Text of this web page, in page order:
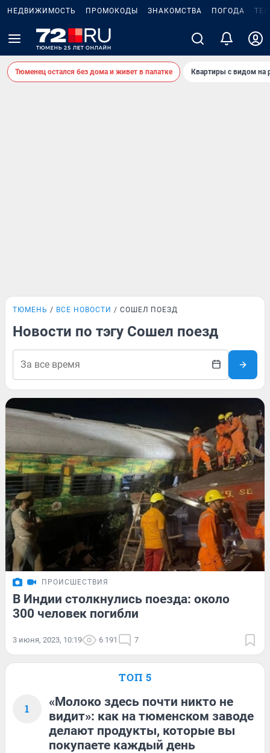
НЕДВИЖИМОСТЬ ПРОМОКОДЫ ЗНАКОМСТВА ПОГОДА
Тюменец остался без дома и живет в палатке Квартиры с видом на
ТЮМЕНЬ ВСЕ НОВОСТИ СОШЕЛ ПОЕЗД
Новости по тэгу Сошел поезд
ПРОИСШЕСТВИЯ
В Индии столкнулись поезда: около
300 человек погибли
3 июня, 2023, 10:19 6 191 7
ТОП 5
1
«Молоко здесь почти никто не
видит»: как на тюменском заводе
делают продукты, которые вы
покупаете каждый день